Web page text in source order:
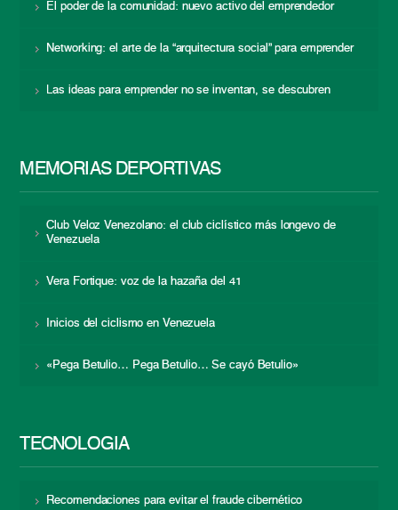
El poder de la comunidad: nuevo activo del emprendedor
Networking: el arte de la “arquitectura social” para emprender
Las ideas para emprender no se inventan, se descubren
MEMORIAS DEPORTIVAS
Club Veloz Venezolano: el club ciclístico más longevo de
Venezuela
Vera Fortique: voz de la hazaña del 41
Inicios del ciclismo en Venezuela
«Pega Betulio… Pega Betulio… Se cayó Betulio»
TECNOLOGÍA
Recomendaciones para evitar el fraude cibernético